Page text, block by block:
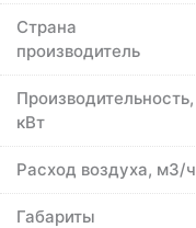
Страна
производитель
Производительность,
кВт
Расход воздуха, м3/ч
Габариты